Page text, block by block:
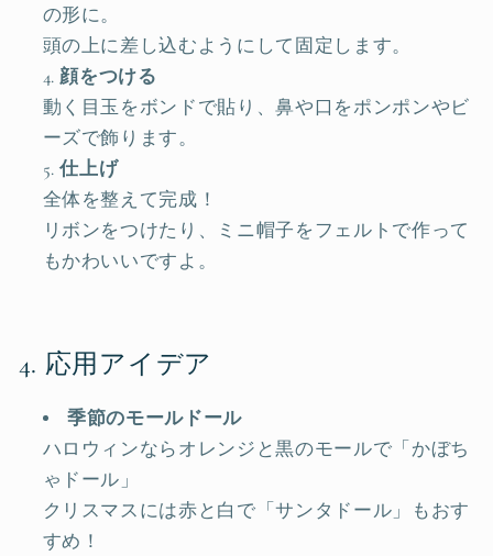
の形に。
頭の上に差し込むようにして固定します。
顔をつける
動く目玉をボンドで貼り、鼻や口をポンポンやビ
ーズで飾ります。
仕上げ
全体を整えて完成！
リボンをつけたり、ミニ帽子をフェルトで作って
もかわいいですよ。
4. 応用アイデア
季節のモールドール
ハロウィンならオレンジと黒のモールで「かぼち
ゃドール」
クリスマスには赤と白で「サンタドール」もおす
すめ！